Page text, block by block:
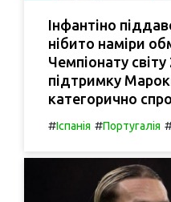
Інфантіно
нібито наміри
Чемпіонату
підтримку
категорично
#Іспанія #Португалія